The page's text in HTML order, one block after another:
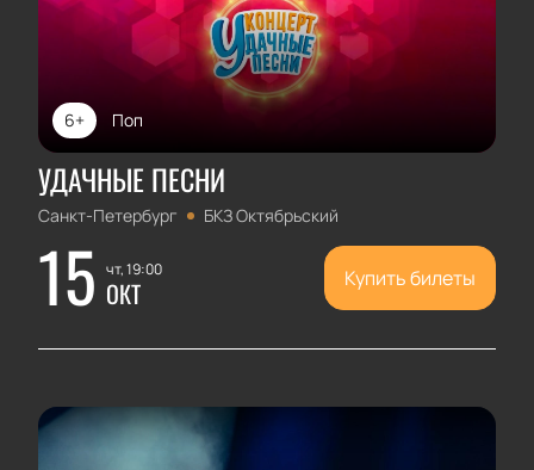
Поп
6+
УДАЧНЫЕ ПЕСНИ
Санкт-Петербург БКЗ Октябрьский
15 чт, 19:00
ОКТ Купить билеты